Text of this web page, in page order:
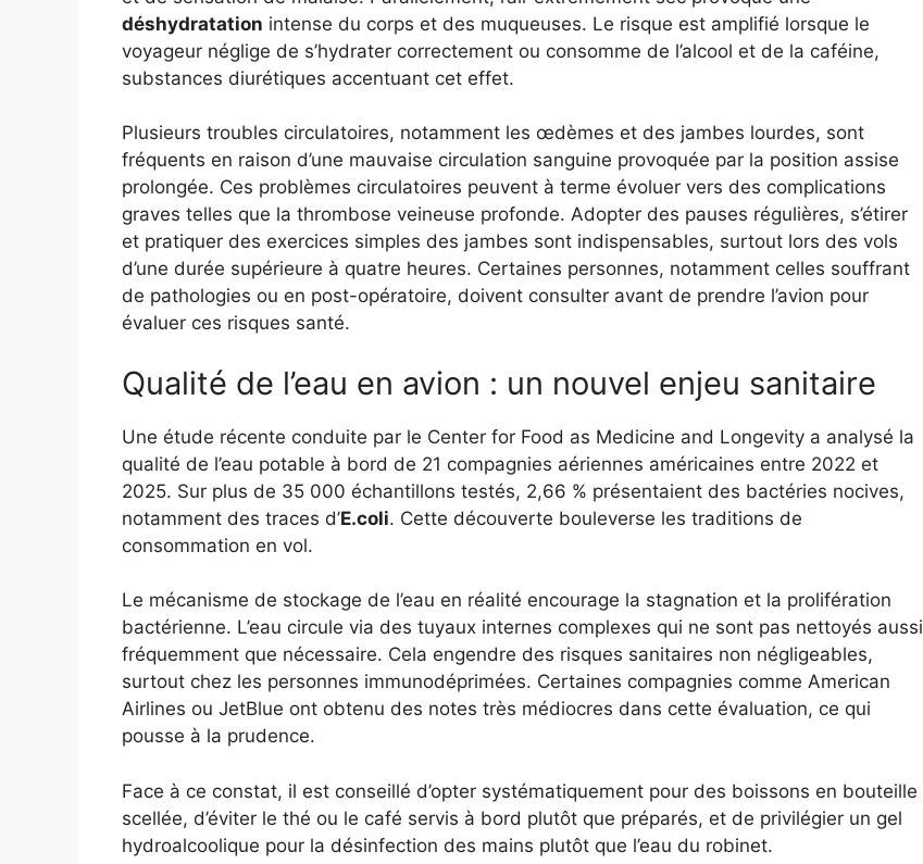
déshydratation intense du corps et des muqueuses. Le risque est amplifié lorsque le
voyageur néglige de s’hydrater correctement ou consomme de l’alcool et de la caféine,
substances diurétiques accentuant cet effet.
Plusieurs troubles circulatoires, notamment les œdèmes et des jambes lourdes, sont
fréquents en raison d’une mauvaise circulation sanguine provoquée par la position assise
prolongée. Ces problèmes circulatoires peuvent à terme évoluer vers des complications
graves telles que la thrombose veineuse profonde. Adopter des pauses régulières, s’étirer
et pratiquer des exercices simples des jambes sont indispensables, surtout lors des vols
d’une durée supérieure à quatre heures. Certaines personnes, notamment celles souffrant
de pathologies ou en post-opératoire, doivent consulter avant de prendre l’avion pour
évaluer ces risques santé.
Qualité de l’eau en avion : un nouvel enjeu sanitaire
Une étude récente conduite par le Center for Food as Medicine and Longevity a analysé la
qualité de l’eau potable à bord de 21 compagnies aériennes américaines entre 2022 et
2025. Sur plus de 35 000 échantillons testés, 2,66 % présentaient des bactéries nocives,
notamment des traces d’E.coli. Cette découverte bouleverse les traditions de
consommation en vol.
Le mécanisme de stockage de l’eau en réalité encourage la stagnation et la prolifération
bactérienne. L’eau circule via des tuyaux internes complexes qui ne sont pas nettoyés aussi
fréquemment que nécessaire. Cela engendre des risques sanitaires non négligeables,
surtout chez les personnes immunodéprimées. Certaines compagnies comme American
Airlines ou JetBlue ont obtenu des notes très médiocres dans cette évaluation, ce qui
pousse à la prudence.
Face à ce constat, il est conseillé d’opter systématiquement pour des boissons en bouteille
scellée, d’éviter le thé ou le café servis à bord plutôt que préparés, et de privilégier un gel
hydroalcoolique pour la désinfection des mains plutôt que l’eau du robinet.